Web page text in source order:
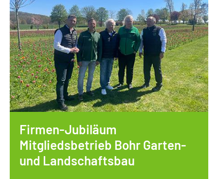
Firmen-Jubiläum
Mitgliedsbetrieb Bohr Garten-
und Landschaftsbau